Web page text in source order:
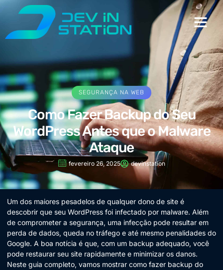
SEGURANÇA NA WEB
Como Fazer Backup do Seu
WordPress Antes que o Malware
Ataque
fevereiro 26, 2025 devinstation
Um dos maiores pesadelos de qualquer dono de site é
descobrir que seu WordPress foi infectado por malware. Além
de comprometer a segurança, uma infecção pode resultar em
perda de dados, queda no tráfego e até mesmo penalidades do
Google. A boa notícia é que, com um backup adequado, você
pode restaurar seu site rapidamente e minimizar os danos.
Neste guia completo, vamos mostrar como fazer backup do